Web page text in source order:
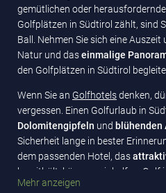
gemütlichen oder
Golfplätzen in Südtirol zählt, sind
Ball. Nehmen Sie sich eine Auszeit
Natur und daseinmalige
den Golfplätzen in Südtirol
Wenn Sie an Golfhotelsdenken,
vergessen. Einen Golfurlaub in
Dolomitengipfeln und blühenden
Sicherheit lange in bester
dem passenden Hotel, das
bereithält, können wir helfen. Golf
Verbindung mit der Natur steht
Mehr anzeigen